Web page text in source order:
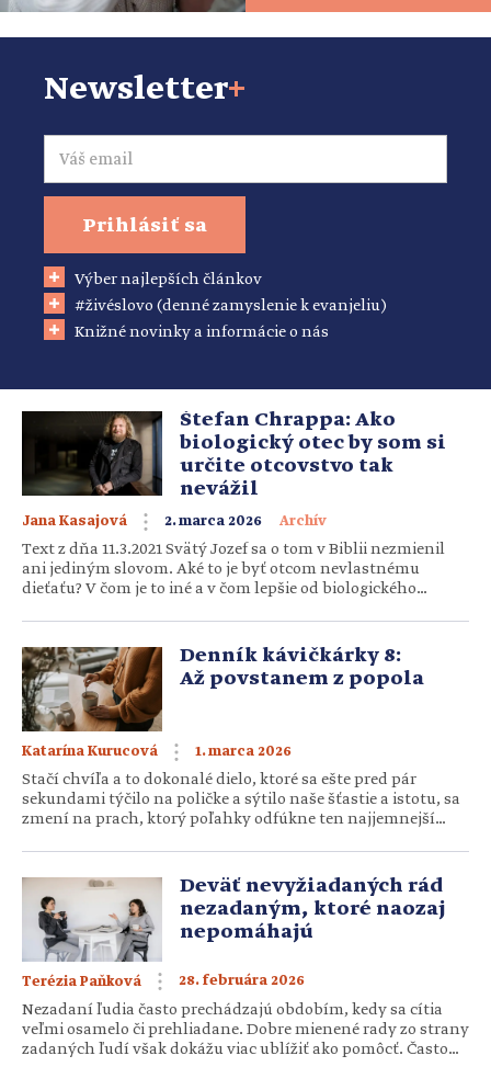
Newsletter+
Email
Prihlásiť sa
Výber najlepších článkov
#živéslovo (denné zamyslenie k evanjeliu)
Knižné novinky a informácie o nás
Štefan Chrappa: Ako
biologický otec by som si
určite otcovstvo tak
nevážil
Jana Kasajová 2. marca 2026 Archív
Text z dňa 11.3.2021 Svätý Jozef sa o tom v Biblii nezmienil
ani jediným slovom. Aké to je byť otcom nevlastnému
dieťaťu? V čom je to iné a v čom lepšie od biologického
nám Štefan Chrappa, metalový spevák, náboženský
redaktor a adoptívny otec dcérky Miriam. Spomínate […]
Denník kávičkárky 8:
Až povstanem z popola
Katarína Kurucová 1. marca 2026
Stačí chvíľa a to dokonalé dielo, ktoré sa ešte pred pár
sekundami týčilo na poličke a sýtilo naše šťastie a istotu, sa
zmení na prach, ktorý poľahky odfúkne ten najjemnejší
nádherný biely hrnček a rozbil sa na milión kúskov. Kým
ostatní si pripíjali s vychladeným šampanským, ja som
kľačala na […]
Deväť nevyžiadaných rád
nezadaným, ktoré naozaj
nepomáhajú
Terézia Paňková 28. februára 2026
Nezadaní ľudia často prechádzajú obdobím, kedy sa cítia
veľmi osamelo či prehliadane. Dobre mienené rady zo strany
zadaných ľudí však dokážu viac ublížiť ako pomôcť. Často